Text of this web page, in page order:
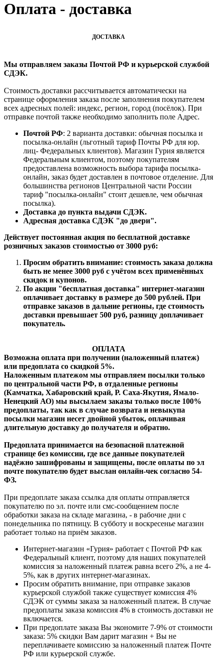
Оплата - доставка
ДОСТАВКА
Мы отправляем заказы Почтой РФ и курьерской службой
СДЭК.
Стоимость доставки рассчитывается автоматически на
странице оформления заказа после заполнения покупателем
всех адресных полей: индекс, регион, город (посёлок). При
отправке почтой также необходимо заполнить поле Адрес.
Почтой РФ: 2 варианта доставки: обычная посылка и
посылка-онлайн (льготный тариф Почты РФ для юр.
лиц- Федеральных клиентов). Магазин Гурия является
Федеральным клиентом, поэтому покупателям
предоставлена возможность выбора тарифа посылка-
онлайн, заказ будет доставлен в почтовое отделение. Для
большинства регионов Центральной части России
тариф "посылка-онлайн" стоит дешевле, чем обычная
посылка).
Доставка до пункта выдачи СДЭК.
Адресная доставка СДЭК "до двери".
Действует постоянная акция по бесплатной доставке
розничных заказов стоимостью от 3000 руб:
Просим обратить внимание: стоимость заказа должна
быть не менее 3000 руб с учётом всех применённых
скидок и купонов.
По акции "бесплатная доставка" интернет-магазин
оплачивает доставку в размере до 500 рублей. При
отправке заказов в дальние регионы, где стоимость
доставки превышает 500 руб, разницу доплачивает
покупатель.
ОПЛАТА
Возможна оплата при получении (наложенный платеж)
или предоплата со скидкой 5%.
Наложенным платежом мы отправляем посылки только
по центральной части РФ, в отдаленные регионы
(Камчатка, Хабаровский край, Р. Саха-Якутия, Ямало-
Ненецкий АО) мы высылаем заказы только после 100%
предоплаты, так как в случае возврата и невыкупа
посылки магазин несет двойной убыток, оплачивая
длительную доставку до получателя и обратно.
Предоплата принимается на безопасной платежной
странице без комиссии, где все данные покупателей
надёжно зашифрованы и защищены, после оплаты по эл
почте покупателю будет выслан онлайн-чек согласно 54-
ФЗ.
При предоплате заказа ссылка для оплаты отправляется
покупателю по эл. почте или смс-сообщением после
обработки заказа на складе магазина, - в рабочие дни с
понедельника по пятницу. В субботу и воскресенье магазин
работает только на приём заказов.
Интернет-магазин «Гурия» работает с Почтой РФ как
Федеральный клиент, поэтому для наших покупателей
комиссия за наложенный платеж равна всего 2%, а не 4-
5%, как в других интернет-магазинах.
Просим обратить внимание, при отправке заказов
курьерской службой также существует комиссия 4%
СДЭК от суммы заказа за наложенный платеж. В случае
предоплаты заказа комиссия 4% в стоимость доставки не
включается.
При предоплате заказа Вы экономите 7-9% от стоимости
заказа: 5% скидки Вам дарит магазин + Вы не
переплачиваете комиссию за наложенный платеж Почте
РФ или курьерской службе.